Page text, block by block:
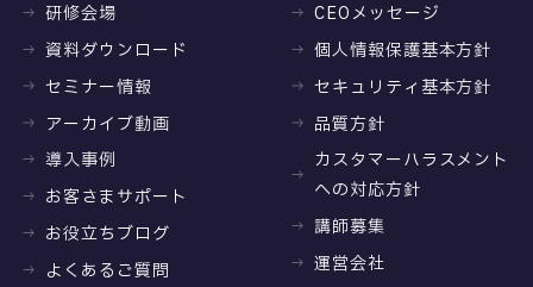
研修会場
資料ダウンロード
セミナー情報
アーカイブ動画
導入事例
お客さまサポート
お役立ちブログ
よくあるご質問
CEOメッセージ
個人情報保護基本方針
セキュリティ基本方針
品質方針
カスタマーハラスメント
への対応方針
講師募集
運営会社